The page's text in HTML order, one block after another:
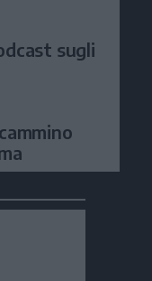
sugli